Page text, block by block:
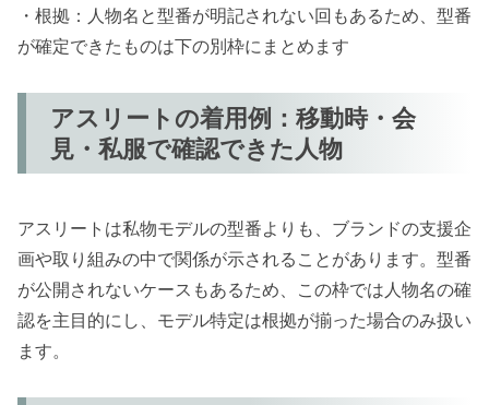
・根拠：人物名と型番が明記されない回もあるため、型番
が確定できたものは下の別枠にまとめます
アスリートの着用例：移動時・会
見・私服で確認できた人物
アスリートは私物モデルの型番よりも、ブランドの支援企
画や取り組みの中で関係が示されることがあります。型番
が公開されないケースもあるため、この枠では人物名の確
認を主目的にし、モデル特定は根拠が揃った場合のみ扱い
ます。